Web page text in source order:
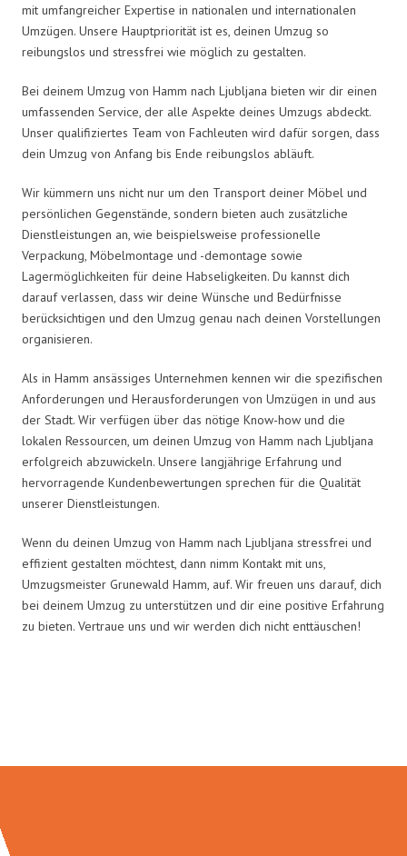
mit umfangreicher Expertise in nationalen und internationalen
Umzügen. Unsere Hauptpriorität ist es, deinen Umzug so
reibungslos und stressfrei wie möglich zu gestalten.
Bei deinem Umzug von Hamm nach Ljubljana bieten wir dir einen
umfassenden Service, der alle Aspekte deines Umzugs abdeckt.
Unser qualifiziertes Team von Fachleuten wird dafür sorgen, dass
dein Umzug von Anfang bis Ende reibungslos abläuft.
Wir kümmern uns nicht nur um den Transport deiner Möbel und
persönlichen Gegenstände, sondern bieten auch zusätzliche
Dienstleistungen an, wie beispielsweise professionelle
Verpackung, Möbelmontage und -demontage sowie
Lagermöglichkeiten für deine Habseligkeiten. Du kannst dich
darauf verlassen, dass wir deine Wünsche und Bedürfnisse
berücksichtigen und den Umzug genau nach deinen Vorstellungen
organisieren.
Als in Hamm ansässiges Unternehmen kennen wir die spezifischen
Anforderungen und Herausforderungen von Umzügen in und aus
der Stadt. Wir verfügen über das nötige Know-how und die
lokalen Ressourcen, um deinen Umzug von Hamm nach Ljubljana
erfolgreich abzuwickeln. Unsere langjährige Erfahrung und
hervorragende Kundenbewertungen sprechen für die Qualität
unserer Dienstleistungen.
Wenn du deinen Umzug von Hamm nach Ljubljana stressfrei und
effizient gestalten möchtest, dann nimm Kontakt mit uns,
Umzugsmeister Grunewald Hamm, auf. Wir freuen uns darauf, dich
bei deinem Umzug zu unterstützen und dir eine positive Erfahrung
zu bieten. Vertraue uns und wir werden dich nicht enttäuschen!